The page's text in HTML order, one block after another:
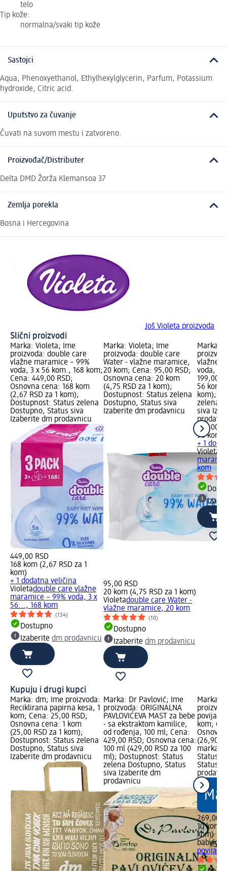
telo
Tip kože:
normalna/svaki tip kože
Sastojci
Aqua, Phenoxyethanol, Ethylhexylglycerin, Parfum, Potassium
hydroxide, Citric acid.
Uputstvo za čuvanje
Čuvati na suvom mestu i zatvoreno.
Proizvođač/Distributer
Delta DMD Žorža Klemansoa 37
Zemlja porekla
Bosna i Hercegovina
Još Violeta proizvoda
Slični proizvodi
Marka: Violeta; Ime
proizvoda: double care
vlažne maramice – 99%
voda, 3 x 56 kom., 168 kom;
Cena: 449,00 RSD;
Osnovna cena: 168 kom
(2,67 RSD za 1 kom);
Dostupnost: Status zelena
Dostupno, Status siva
Izaberite dm prodavnicu
449,00 RSD
168 kom (2,67 RSD za 1
kom)
+ 1 dodatna veličina
Violetadouble care vlažne
maramice – 99% voda, 3 x
56..., 168 kom
(134)
Dostupno
Izaberite dm prodavnicu
Marka: Violeta; Ime
proizvoda: double care
Water - vlažne maramice,
20 kom; Cena: 95,00 RSD;
Osnovna cena: 20 kom
(4,75 RSD za 1 kom);
Dostupnost: Status zelena
Dostupno, Status siva
Izaberite dm prodavnicu
95,00 RSD
20 kom (4,75 RSD za 1 kom)
Violetadouble care Water -
vlažne maramice, 20 kom
(10)
Dostupno
Izaberitedm prodavnicu
Marka:
vlažne
voda,
199,00
56 kom
kom);
zelena
siva
199,00
56 kom
+ 1
Violeta
kom
Kupuju i drugi kupci
Marka: dm; Ime proizvoda:
Reciklirana papirna kesa, 1
kom; Cena: 25,00 RSD;
Osnovna cena: 1 kom
(25,00 RSD za 1 kom);
Dostupnost: Status zelena
Dostupno, Status siva
Izaberite dm prodavnicu
Marka: Dr Pavlović; Ime
proizvoda: ORIGINALNA
PAVLOVIĆEVA MAST za bebe
- sa ekstraktom kamilice,
od rođenja, 100 ml; Cena:
429,00 RSD; Osnovna cena:
100 ml (429,00 RSD za 100
ml); Dostupnost: Status
zelena Dostupno, Status
siva Izaberite dm
prodavnicu
Marka:
kom;
(26,90
marka
Status
Status
269,00
10 kom
kom)
babylove